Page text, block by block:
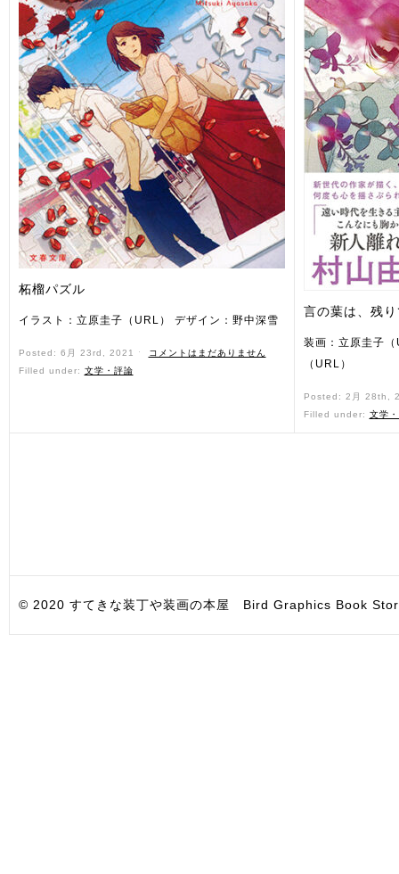
柘榴パズル
イラスト：立原圭子（URL） デザイン：野中深雪
Posted: 6月 23rd, 2021 ˑ
コメントはまだありません
Filled under: 文学・評論
言の葉は、残
装画：立原圭子
（URL）
Posted: 2月 28th,
Filled under: 文学
© 2020 すてきな装丁や装画の本屋 Bird Graphics Book